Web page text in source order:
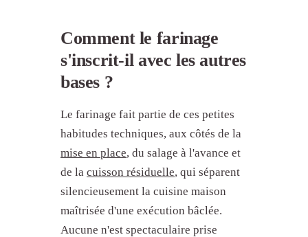
protéine cuisent dans les mêmes 60 à
90 secondes.
L'enrobage doit être fin et uniforme,
pas en paquet.
Comment le farinage
s'inscrit-il avec les autres
bases ?
Le farinage fait partie de ces petites
habitudes techniques, aux côtés de la
mise en place, du salage à l'avance et
de la cuisson résiduelle, qui séparent
silencieusement la cuisine maison
maîtrisée d'une exécution bâclée.
Aucune n'est spectaculaire prise